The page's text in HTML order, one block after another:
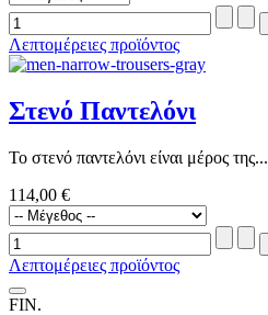
Λεπτομέρειες προϊόντος
Στενό Παντελόνι
Το στενό παντελόνι είναι μέρος της...
114,00 €
Λεπτομέρειες προϊόντος
FIN.